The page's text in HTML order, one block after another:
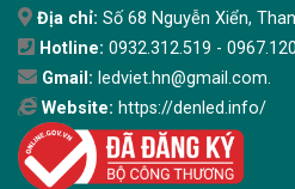
Địa chỉ: Số 68 Nguyễn Xiển,
Hotline: 0932.312.519 -
Gmail: ledviet.hn@gmail.com.
Website: https://denled.info/